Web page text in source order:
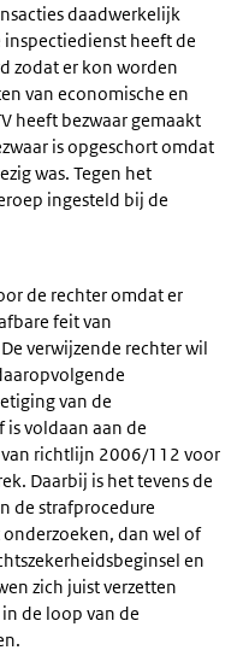
daadwerkelijk
heeft de
zodat er kon worden
van economische en
heeft bezwaar gemaakt
is opgeschort omdat
was. Tegen het
ingesteld bij de
de rechter omdat er
feit van
verwijzende rechter wil
van de
voldaan aan de
richtlijn 2006/112 voor
Daarbij is het tevens de
de strafprocedure
dan wel of
en
zich juist verzetten
de loop van de